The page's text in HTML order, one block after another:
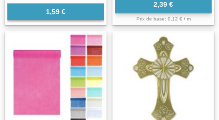
1,59 €
2,39 €
Prix de base: 0,12 € / m